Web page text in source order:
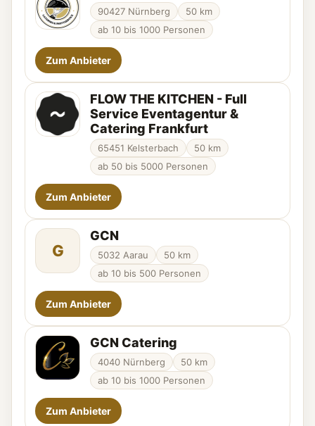
90427 Nürnberg
50 km
ab 10 bis 1000 Personen
Zum Anbieter
FLOW THE KITCHEN - Full
Service Eventagentur &
Catering Frankfurt
65451 Kelsterbach
50 km
ab 50 bis 5000 Personen
Zum Anbieter
G
GCN
5032 Aarau
50 km
ab 10 bis 500 Personen
Zum Anbieter
GCN Catering
4040 Nürnberg
50 km
ab 10 bis 1000 Personen
Zum Anbieter